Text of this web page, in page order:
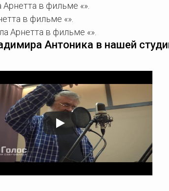
в фильме «».
в фильме «».
Арнетта в фильме «».
Антоника в нашей